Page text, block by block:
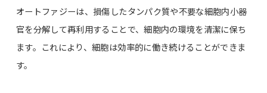
オートファジーは、損傷したタンパク質や不要な細胞内小器
官を分解して再利用することで、細胞内の環境を清潔に保ち
ます。これにより、細胞は効率的に働き続けることができま
す。